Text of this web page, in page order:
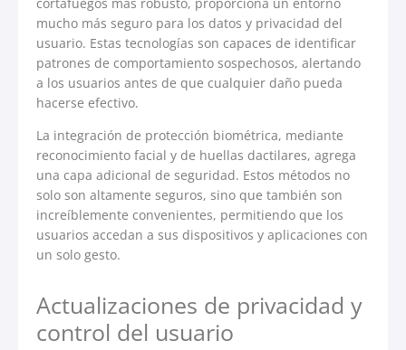
mucho más seguro para los datos y privacidad del
usuario. Estas tecnologías son capaces de identificar
patrones de comportamiento sospechosos, alertando
a los usuarios antes de que cualquier daño pueda
hacerse efectivo.
La integración de protección biométrica, mediante
reconocimiento facial y de huellas dactilares, agrega
una capa adicional de seguridad. Estos métodos no
solo son altamente seguros, sino que también son
increíblemente convenientes, permitiendo que los
usuarios accedan a sus dispositivos y aplicaciones con
un solo gesto.
Actualizaciones de privacidad y
control del usuario